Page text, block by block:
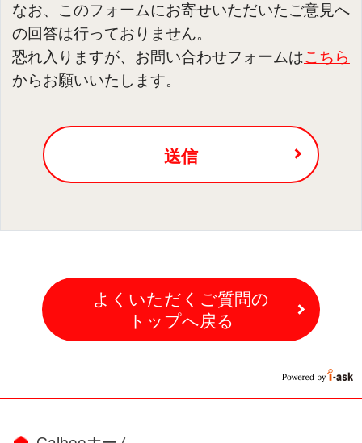
なお、このフォームにお寄せいただいたご意見へ
の回答は行っておりません。
恐れ入りますが、お問い合わせフォームはこちら
からお願いいたします。
送信
よくいただくご質問の
トップへ戻る